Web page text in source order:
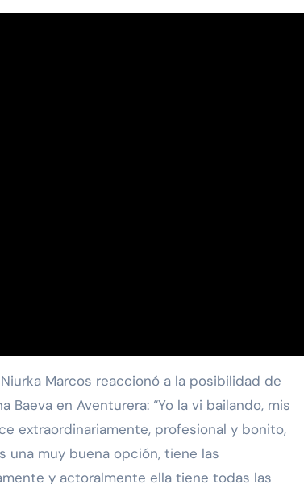
Marcos reaccionó a la posibilidad de
en Aventurera: “Yo la vi bailando, mis
extraordinariamente, profesional y bonito,
muy buena opción, tiene las
y actoralmente ella tiene todas las